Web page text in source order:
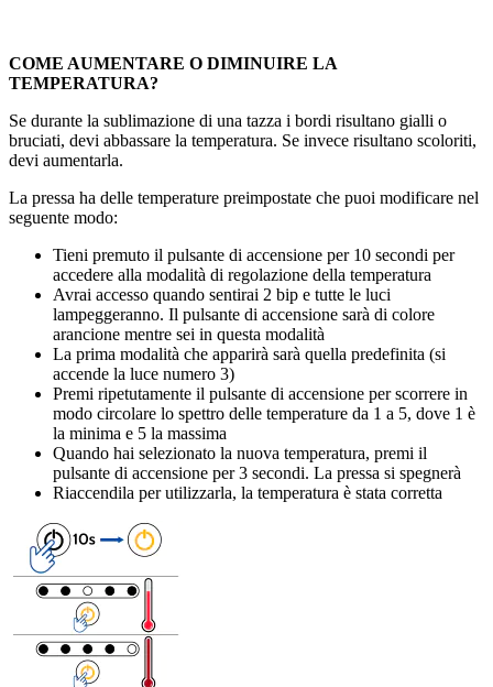
COME AUMENTARE O DIMINUIRE LA
TEMPERATURA?
Se durante la sublimazione di una tazza i bordi risultano gialli o
bruciati, devi abbassare la temperatura. Se invece risultano scoloriti,
devi aumentarla.
La pressa ha delle temperature preimpostate che puoi modificare nel
seguente modo:
Tieni premuto il pulsante di accensione per 10 secondi per
accedere alla modalità di regolazione della temperatura
Avrai accesso quando sentirai 2 bip e tutte le luci
lampeggeranno. Il pulsante di accensione sarà di colore
arancione mentre sei in questa modalità
La prima modalità che apparirà sarà quella predefinita (si
accende la luce numero 3)
Premi ripetutamente il pulsante di accensione per scorrere in
modo circolare lo spettro delle temperature da 1 a 5, dove 1 è
la minima e 5 la massima
Quando hai selezionato la nuova temperatura, premi il
pulsante di accensione per3 secondi. La pressa si spegnerà
Riaccendila per utilizzarla, la temperatura è stata corretta